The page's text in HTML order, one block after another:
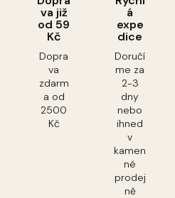
va již
od 59
Kč
Dopra
va
zdarm
a od
2500
Kč
á
expe
dice
Doručí
me za
2-3
dny
nebo
ihned
v
kamen
né
prodej
ně